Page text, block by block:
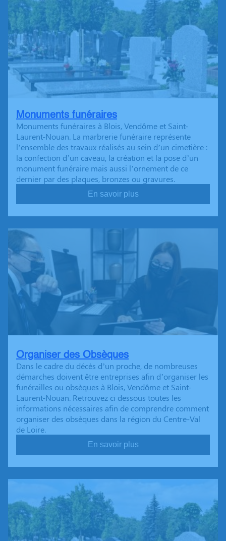
Monuments funéraires
Monuments funéraires à Blois, Vendôme et Saint-
Laurent-Nouan. La marbrerie funéraire représente
l’ensemble des travaux réalisés au sein d’un cimetière :
la confection d’un caveau, la création et la pose d’un
monument funéraire mais aussi l’ornement de ce
dernier par des plaques, bronzes ou gravures.
En savoir plus
Organiser des Obsèques
Dans le cadre du décès d’un proche, de nombreuses
démarches doivent être entreprises afin d’organiser les
funérailles ou obsèques à Blois, Vendôme et Saint-
Laurent-Nouan. Retrouvez ci dessous toutes les
informations nécessaires afin de comprendre comment
organiser des obsèques dans la région du Centre-Val
de Loire.
En savoir plus